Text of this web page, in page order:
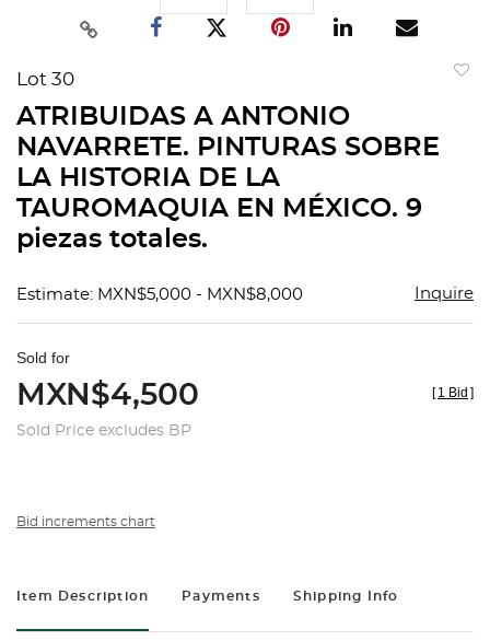
Lot 30
ATRIBUIDAS A ANTONIO
NAVARRETE. PINTURAS SOBRE
LA HISTORIA DE LA
TAUROMAQUIA EN MÉXICO. 9
piezas totales.
Estimate: MXN$5,000 - MXN$8,000 Inquire
Sold for
MXN$4,500
Sold Price excludes BP
[ 1 Bid ]
Bid increments chart
Item Description Payments Shipping Info